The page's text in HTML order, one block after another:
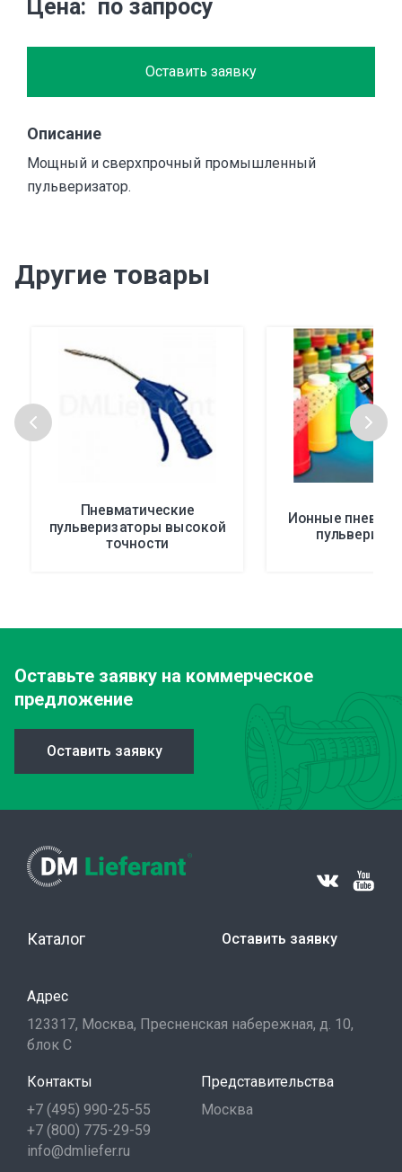
Цена по запросу
Оставить заявку
Описание
Мощный и сверхпрочный промышленный
пульверизатор.
Другие товары
Пневматические
пульверизаторы высокой
точности
Ионные
Оставьте заявку на коммерческое
предложение
Оставить заявку
Каталог Оставить заявку
Адрес
123317, Москва, Пресненская набережная, д. 10,
блок С
Контакты
+7 (495) 990-25-55
+7 (800) 775-29-59
info@dmliefer.ru
Представительства
Москва